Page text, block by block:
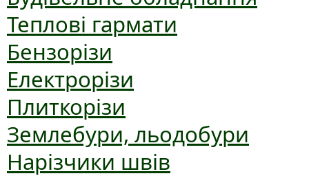
Теплові гармати
Бензорізи
Електрорізи
Плиткорізи
Землебури, льодобури
Нарізчики швів